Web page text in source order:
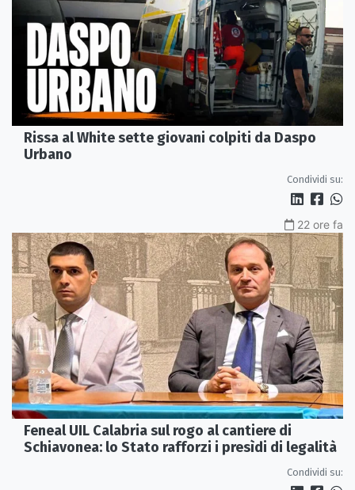
Rissa al White sette giovani colpiti da Daspo
Urbano
Condividi su:
22 ore fa
Feneal UIL Calabria sul rogo al cantiere di
Schiavonea: lo Stato rafforzi i presìdi di legalità
Condividi su: